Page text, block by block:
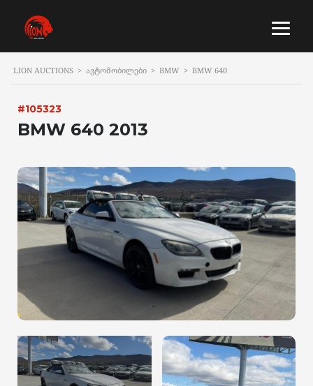
LION AUCTIONS > ᲐᲕᲢᲝᲛᲝᲑᲘᲚᲔᲑᲘ > BMW > BMW 640
#105323
BMW 640 2013